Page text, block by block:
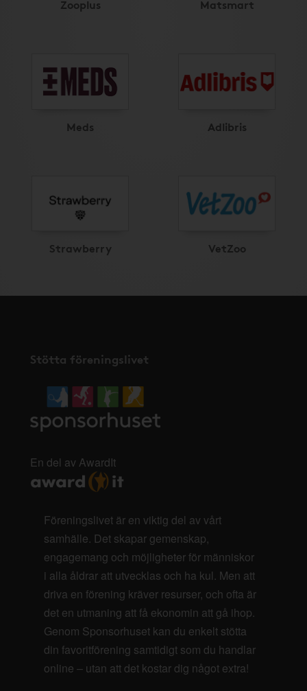
Zooplus Matsmart
Meds Adlibris
Strawberry VetZoo
Stötta föreningslivet
En del av AwardIt
Föreningslivet är en viktig del av vårt
samhälle. Det skapar gemenskap,
engagemang och möjligheter för människor
i alla åldrar att utvecklas och ha kul. Men att
driva en förening kräver resurser, och ofta är
det en utmaning att få ekonomin att gå ihop.
Genom Sponsorhuset kan du enkelt stötta
din favoritförening samtidigt som du handlar
online – utan att det kostar dig något extra!